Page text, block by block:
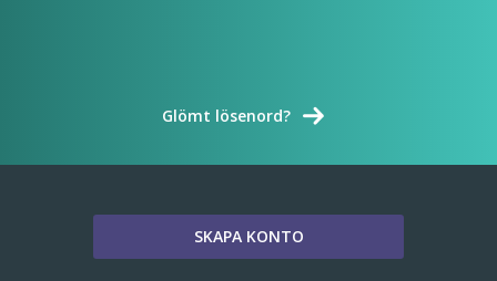
Glömt lösenord?
SKAPA KONTO